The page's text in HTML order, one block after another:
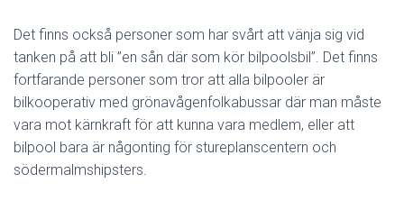
Det finns också personer som har svårt att vänja sig vid
tanken på att bli ”en sån där som kör bilpoolsbil”. Det finns
fortfarande personer som tror att alla bilpooler är
bilkooperativ med grönavågenfolkabussar där man måste
vara mot kärnkraft för att kunna vara medlem, eller att
bilpool bara är någonting för stureplanscentern och
södermalmshipsters.